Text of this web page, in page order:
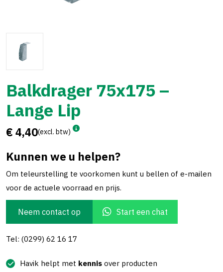
Balkdrager 75x175 –
Lange Lip
€ 4,40(excl. btw)
Kunnen we u helpen?
Om teleurstelling te voorkomen kunt u bellen of e-mailen
voor de actuele voorraad en prijs.
Neem contact op Start een chat
Tel: (0299) 62 16 17
Havik helpt met kennis over producten